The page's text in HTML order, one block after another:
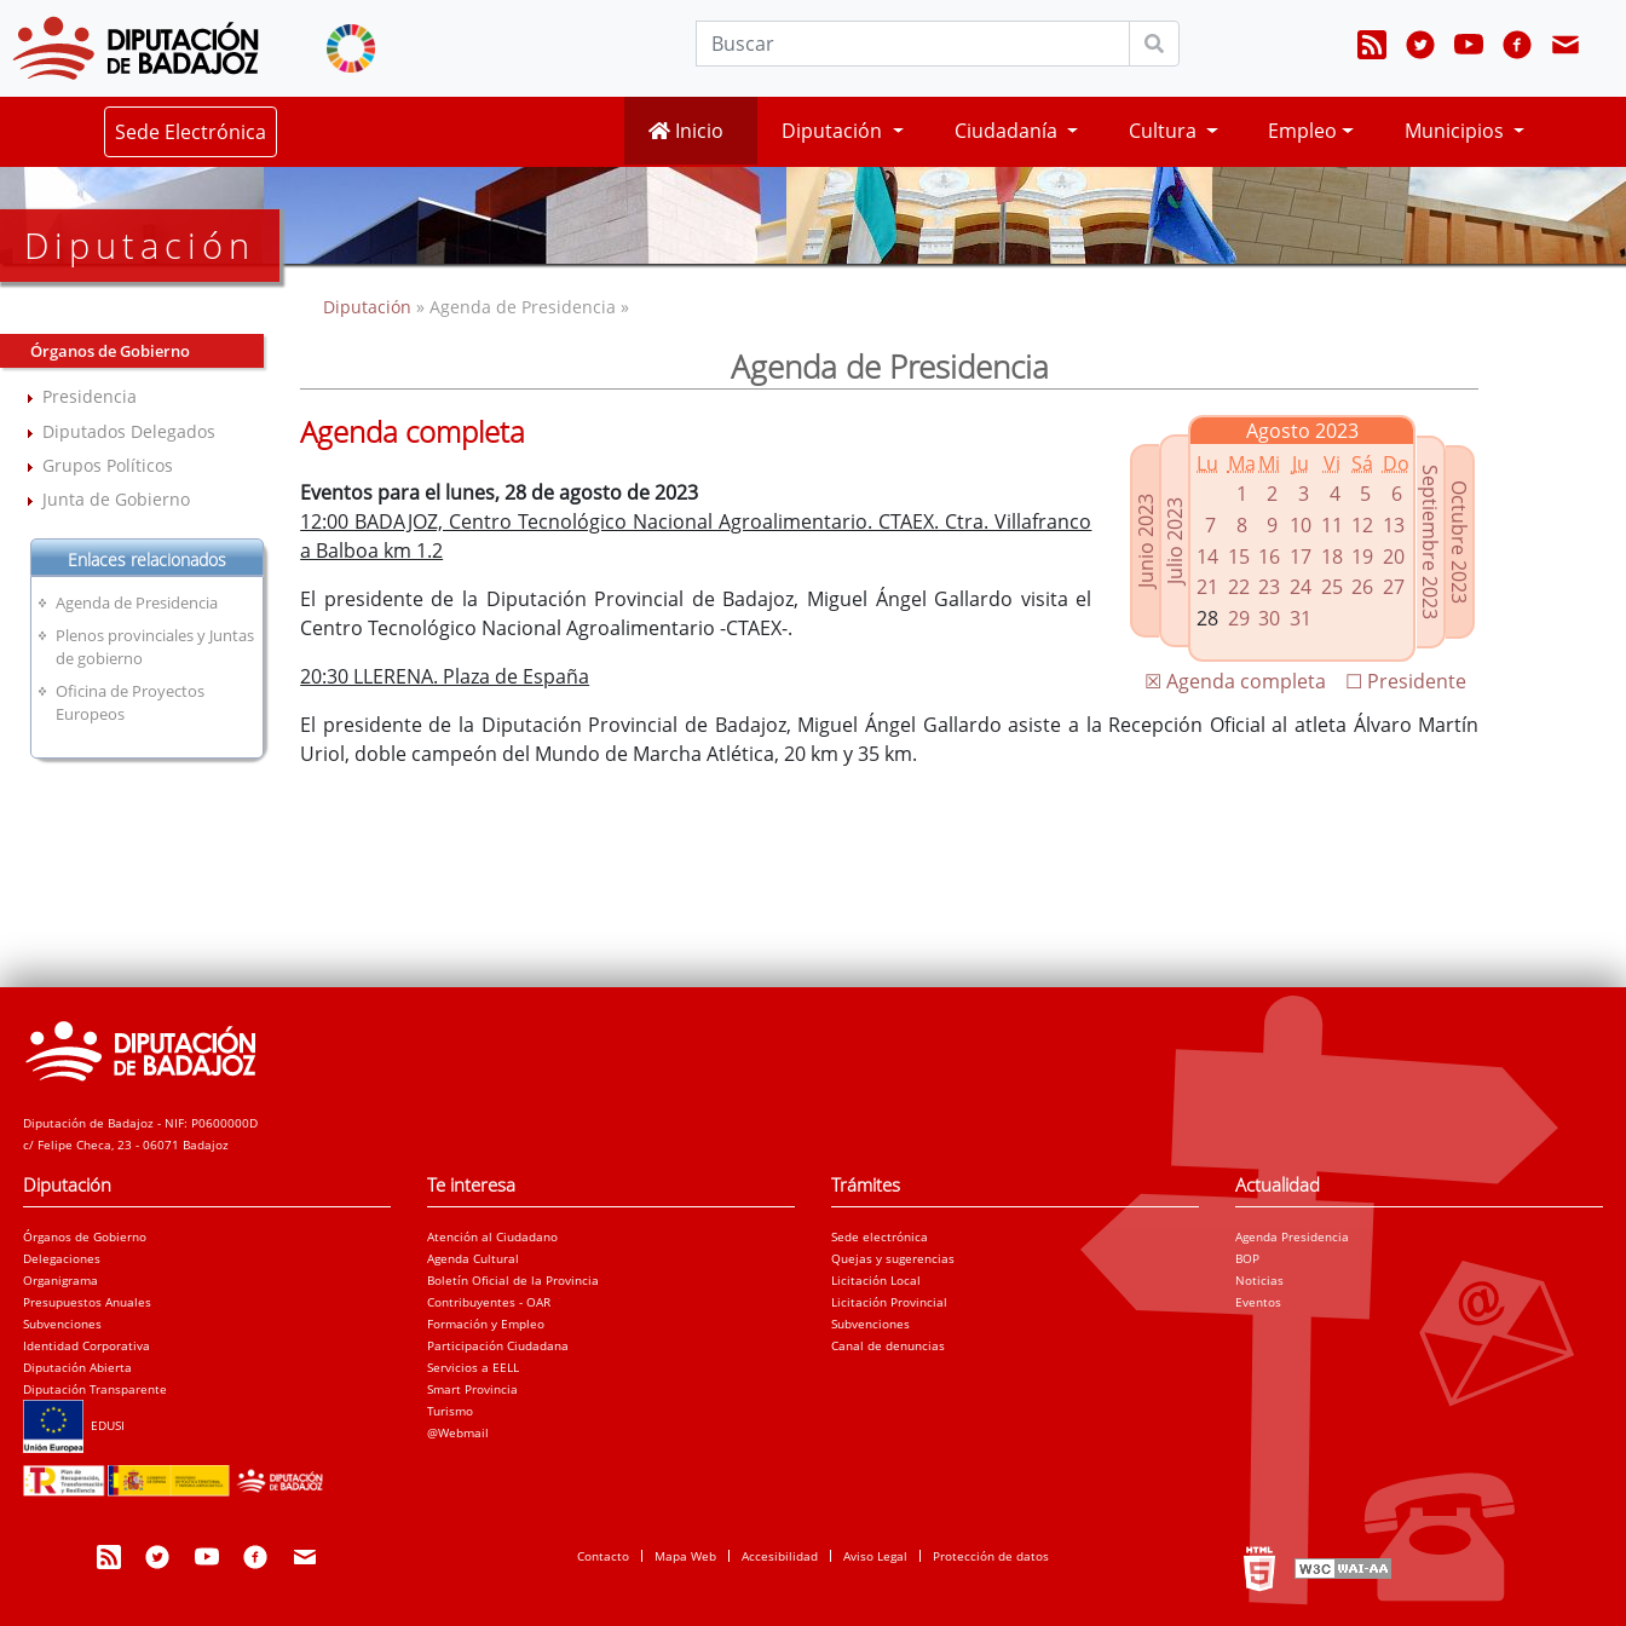
Sede Electrónica Inicio Diputación Ciudadanía Cultura Empleo Municipios
Diputación
Órganos de Gobierno
Presidencia
Diputados Delegados
Grupos Políticos
Junta de Gobierno
Enlaces relacionados
Agenda de Presidencia
Plenos provinciales y Juntas
de gobierno
Oficina de Proyectos
Europeos
Diputación » Agenda de Presidencia »
Agenda de Presidencia
Junio 2023Julio 2023
Agosto 2023
Lu MaMi Ju Vi Sá Do
1
2 3 4 5
6
7
8 9 10 11 12 13
14 15 16 17 18 19 20
21 22 23 24 25 26 27
28 29 30 31
Octubre 2023
Septiembre 2023
☐ Presidente
☒ Agenda completa
Agenda completa
Eventos para el lunes, 28 de agosto de 2023
12:00 BADAJOZ, Centro Tecnológico Nacional Agroalimentario. CTAEX. Ctra. Villafranco
a Balboa km 1.2
El presidente de la Diputación Provincial de Badajoz, Miguel Ángel Gallardo visita el
Centro Tecnológico Nacional Agroalimentario -CTAEX-.
20:30 LLERENA. Plaza de España
El presidente de la Diputación Provincial de Badajoz, Miguel Ángel Gallardo asiste a la Recepción Oficial al atleta Álvaro Martín
Uriol, doble campeón del Mundo de Marcha Atlética, 20 km y 35 km.
Diputación de Badajoz - NIF: P0600000D
c/ Felipe Checa, 23 - 06071 Badajoz
Diputación
Órganos de Gobierno
Delegaciones
Organigrama
Presupuestos Anuales
Subvenciones
Identidad Corporativa
Diputación Abierta
Diputación Transparente
EDUSI
Te interesa
Atención al Ciudadano
Agenda Cultural
Boletín Oficial de la Provincia
Contribuyentes - OAR
Formación y Empleo
Participación Ciudadana
Servicios a EELL
Smart Provincia
Turismo
@Webmail
Trámites
Sede electrónica
Quejas y sugerencias
Licitación Local
Licitación Provincial
Subvenciones
Canal de denuncias
Actualidad
Agenda Presidencia
BOP
Noticias
Eventos
Contacto Mapa Web Accesibilidad Aviso Legal Protección de datos